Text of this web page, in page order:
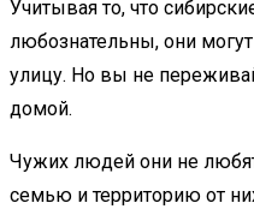
Учитывая то, что
любознательны, они
улицу. Но вы не
домой.
Чужих людей они не
семью и территорию от